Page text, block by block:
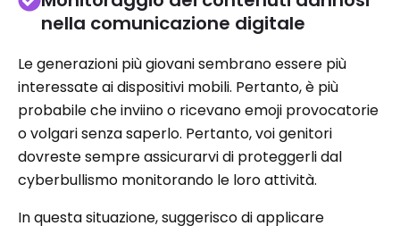
nella comunicazione digitale
Le generazioni più giovani sembrano essere più
interessate ai dispositivi mobili. Pertanto, è più
probabile che inviino o ricevano emoji provocatorie
o volgari senza saperlo. Pertanto, voi genitori
dovreste sempre assicurarvi di proteggerli dal
cyberbullismo monitorando le loro attività.
In questa situazione, suggerisco di applicare